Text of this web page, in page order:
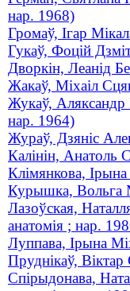
нар. 1968)
Громаў, Ігар
Гукаў, Фоцій
Дворкін, Леанід
Жакаў, Міхаіл
Жукаў, Аляксандр
нар. 1964)
Жураў, Дзяніс
Калінін, Анатоль
Клімянкова,
Курышка, Вольга
Лазоўская,
анатомія ; нар.
Луппава, Ірына
Пруднікаў,
Спірыдонава,